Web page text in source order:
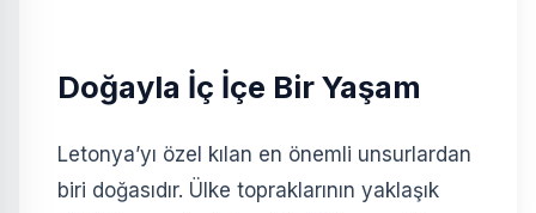
Doğayla İç İçe Bir Yaşam
Letonya’yı özel kılan en önemli unsurlardan
biri doğasıdır. Ülke topraklarının yaklaşık